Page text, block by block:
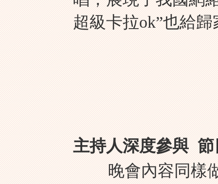
超級卡拉ok”也給
主持人深度參與 節
晚會內容同樣做